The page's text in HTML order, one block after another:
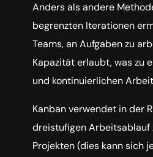
Anders als andere
begrenzten Iterationen
Teams, an Aufgaben zu
Kapazität erlaubt, was zu
und kontinuierlichen
Kanban verwendet in der
dreistufigen Arbeitsablauf
Projekten (dies kann sich